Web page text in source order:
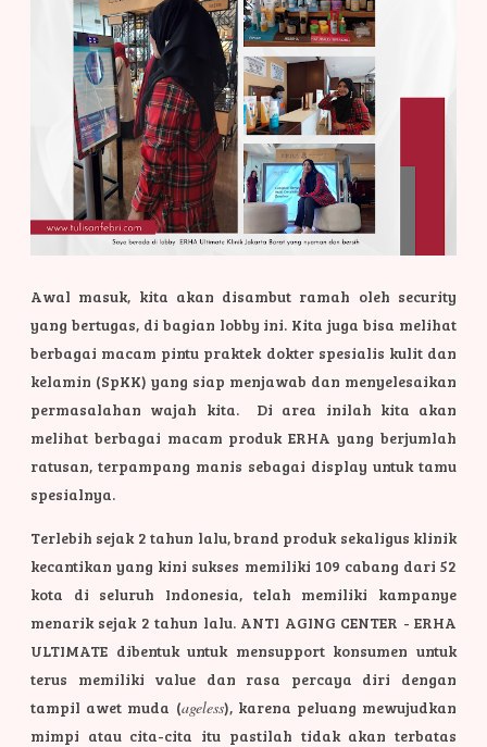
Awal masuk, kita akan disambut ramah oleh security
yang bertugas, di bagian lobby ini. Kita juga bisa melihat
berbagai macam pintu praktek dokter spesialis kulit dan
kelamin (SpKK) yang siap menjawab dan menyelesaikan
permasalahan wajah kita. Di area inilah kita akan
melihat berbagai macam produk ERHA yang berjumlah
ratusan, terpampang manis sebagai display untuk tamu
spesialnya.
Terlebih sejak 2 tahun lalu, brand produk sekaligus klinik
kecantikan yang kini sukses memiliki 109 cabang dari 52
kota di seluruh Indonesia, telah memiliki kampanye
menarik sejak 2 tahun lalu. ANTI AGING CENTER - ERHA
ULTIMATE dibentuk untuk mensupport konsumen untuk
terus memiliki value dan rasa percaya diri dengan
tampil awet muda (ageless), karena peluang mewujudkan
mimpi atau cita-cita itu pastilah tidak akan terbatas